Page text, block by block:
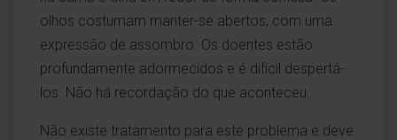
olhos costumam manter-se abertos, com uma
expressão de assombro. Os doentes estão
profundamente adormecidos e é difícil despertá-
los. Não há recordação do que aconteceu.
Não existe tratamento para este problema e deve